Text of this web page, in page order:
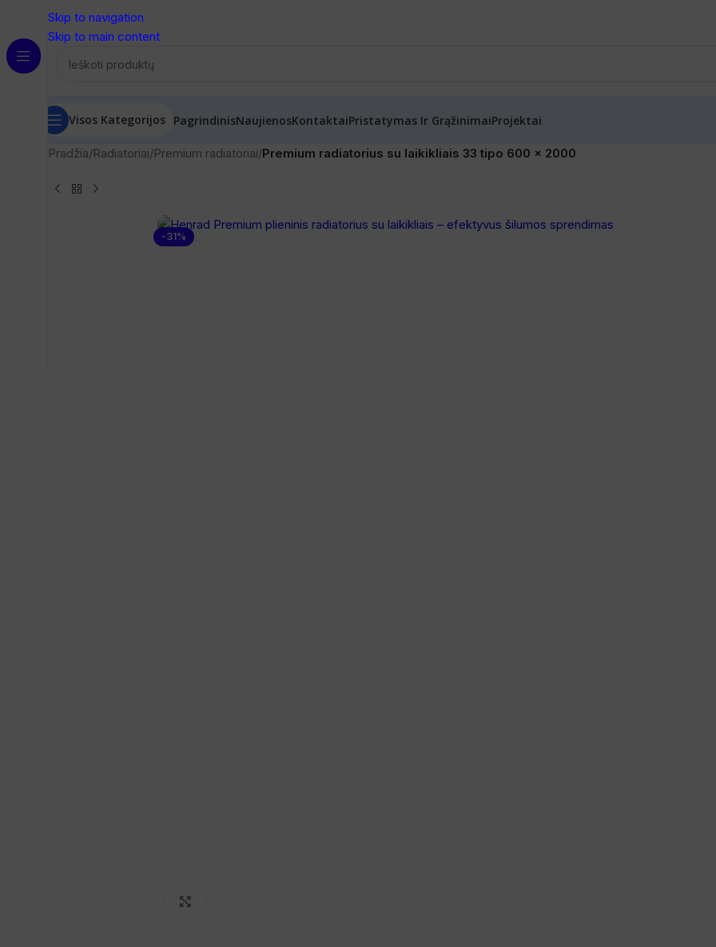
Skip to navigation
Skip to main content
Visos Kategorijos PagrindinisNaujienosKontaktaiPristatymas Ir GrąžinimaiProjektai
Pradžia/Radiatoriai/Premium radiatoriai/Premium radiatorius su laikikliais 33 tipo 600 x 2000
-31%